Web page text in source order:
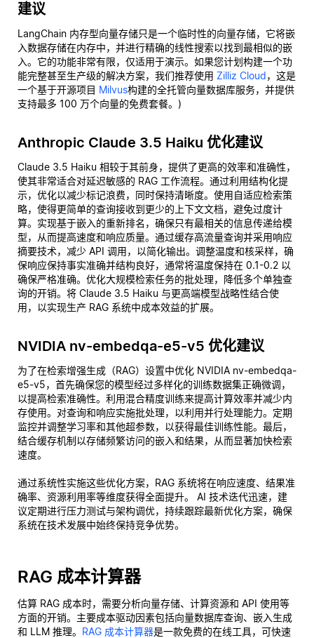
建议
LangChain 内存型向量存储只是一个临时性的向量存储，它将嵌
入数据存储在内存中，并进行精确的线性搜索以找到最相似的嵌
入。它的功能非常有限，仅适用于演示。如果您计划构建一个功
能完整甚至生产级的解决方案，我们推荐使用 Zilliz Cloud，这是
一个基于开源项目 Milvus构建的全托管向量数据库服务，并提供
支持最多 100 万个向量的免费套餐。)
Anthropic Claude 3.5 Haiku 优化建议
Claude 3.5 Haiku 相较于其前身，提供了更高的效率和准确性，
使其非常适合对延迟敏感的 RAG 工作流程。通过利用结构化提
示，优化以减少标记浪费，同时保持清晰度。使用自适应检索策
略，使得更简单的查询接收到更少的上下文文档，避免过度计
算。实现基于嵌入的重新排名，确保只有最相关的信息传递给模
型，从而提高速度和响应质量。通过缓存高流量查询并采用响应
摘要技术，减少 API 调用，以简化输出。调整温度和核采样，确
保响应保持事实准确并结构良好，通常将温度保持在 0.1-0.2 以
确保严格准确。优化大规模检索任务的批处理，降低多个单独查
询的开销。将 Claude 3.5 Haiku 与更高端模型战略性结合使
用，以实现生产 RAG 系统中成本效益的扩展。
NVIDIA nv-embedqa-e5-v5 优化建议
为了在检索增强生成（RAG）设置中优化 NVIDIA nv-embedqa-
e5-v5，首先确保您的模型经过多样化的训练数据集正确微调，
以提高检索准确性。利用混合精度训练来提高计算效率并减少内
存使用。对查询和响应实施批处理，以利用并行处理能力。定期
监控并调整学习率和其他超参数，以获得最佳训练性能。最后，
结合缓存机制以存储频繁访问的嵌入和结果，从而显著加快检索
速度。
通过系统性实施这些优化方案，RAG 系统将在响应速度、结果准
确率、资源利用率等维度获得全面提升。 AI 技术迭代迅速，建
议定期进行压力测试与架构调优，持续跟踪最新优化方案，确保
系统在技术发展中始终保持竞争优势。
RAG 成本计算器
估算 RAG 成本时，需要分析向量存储、计算资源和 API 使用等
方面的开销。主要成本驱动因素包括向量数据库查询、嵌入生成
和 LLM 推理。 RAG 成本计算器是一款免费的在线工具，可快速